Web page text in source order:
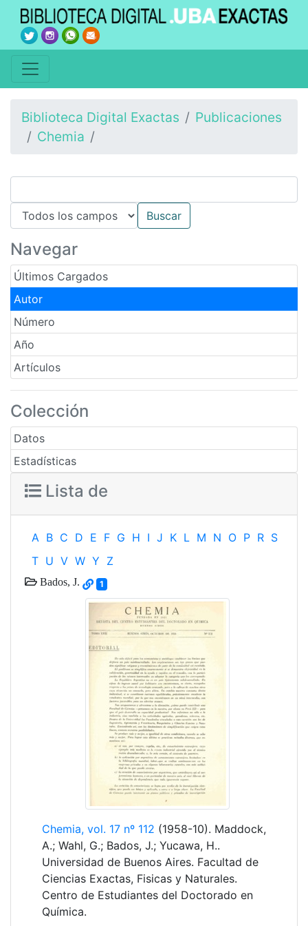
Biblioteca Digital Exactas
Publicaciones
Chemia
Navegar
Últimos Cargados
Autor
Número
Año
Artículos
Colección
Datos
Estadísticas
Lista de
A B C D E F G H I J K L M N O P R S
T U V W Y Z
Bados, J. 1
Chemia, vol. 17 nº 112 (1958-10). Maddock,
A.; Wahl, G.; Bados, J.; Yucawa, H..
Universidad de Buenos Aires. Facultad de
Ciencias Exactas, Fisicas y Naturales.
Centro de Estudiantes del Doctorado en
Química.